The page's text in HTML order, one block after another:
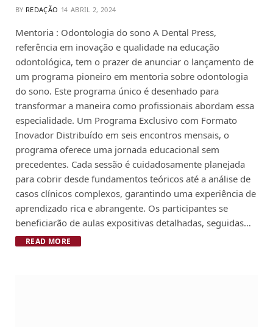
BY REDAÇÃO ABRIL 2, 2024
Mentoria : Odontologia do sono A Dental Press,
referência em inovação e qualidade na educação
odontológica, tem o prazer de anunciar o lançamento de
um programa pioneiro em mentoria sobre odontologia
do sono. Este programa único é desenhado para
transformar a maneira como profissionais abordam essa
especialidade. Um Programa Exclusivo com Formato
Inovador Distribuído em seis encontros mensais, o
programa oferece uma jornada educacional sem
precedentes. Cada sessão é cuidadosamente planejada
para cobrir desde fundamentos teóricos até a análise de
casos clínicos complexos, garantindo uma experiência de
aprendizado rica e abrangente. Os participantes se
beneficiarão de aulas expositivas detalhadas, seguidas…
READ MORE